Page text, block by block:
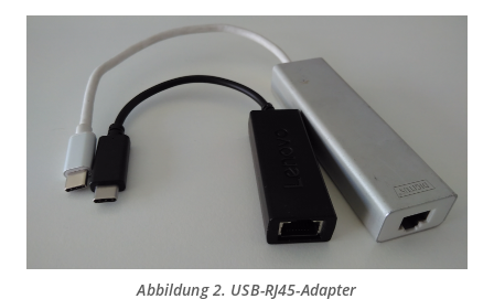
Abbildung 2. USB-RJ45-Adapter